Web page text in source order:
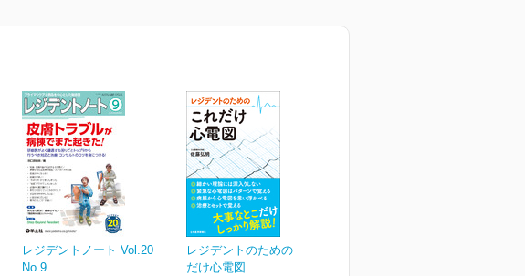
レジデントノート Vol.20
No.9
レジデントのための これ
だけ心電図